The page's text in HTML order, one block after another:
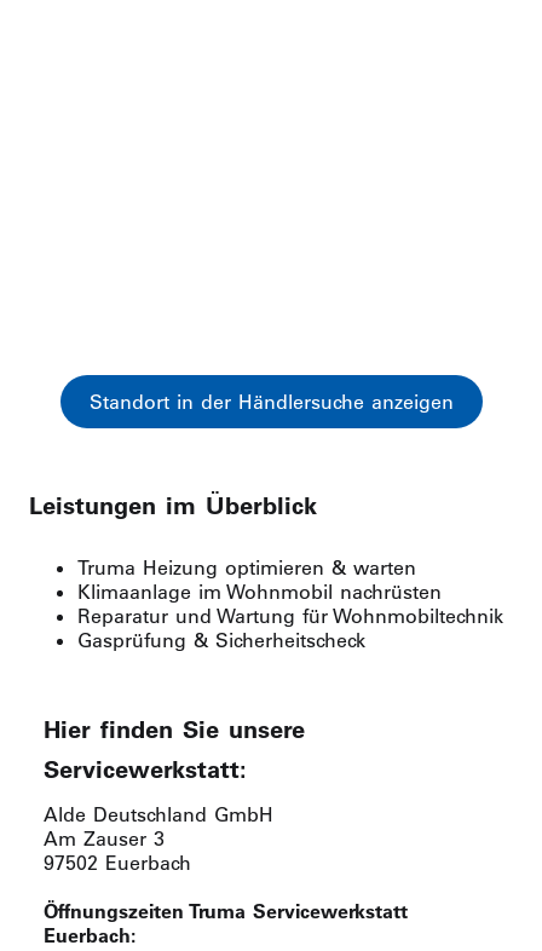
Standort in der Händlersuche anzeigen
Leistungen im Überblick
Truma Heizung optimieren & warten
Klimaanlage im Wohnmobil nachrüsten
Reparatur und Wartung für Wohnmobiltechnik
Gasprüfung & Sicherheitscheck
Hier finden Sie unsere
Servicewerkstatt:
Alde Deutschland GmbH
Am Zauser 3
97502 Euerbach
Öffnungszeiten Truma Servicewerkstatt
Euerbach: